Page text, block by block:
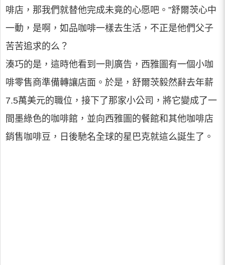
啡店，那我們就替他完成未竟的心愿吧。”舒爾茨心中
一動，是啊，如品咖啡一樣去生活，不正是他們父子
苦苦追求的么？
湊巧的是，這時他看到一則廣告，西雅圖有一個小咖
啡零售商準備轉讓店面。於是，舒爾茨毅然辭去年薪
7.5萬美元的職位，接下了那家小公司，將它變成了一
間墨綠色的咖啡館，並向西雅圖的餐館和其他咖啡店
銷售咖啡豆，日後馳名全球的星巴克就這么誕生了。